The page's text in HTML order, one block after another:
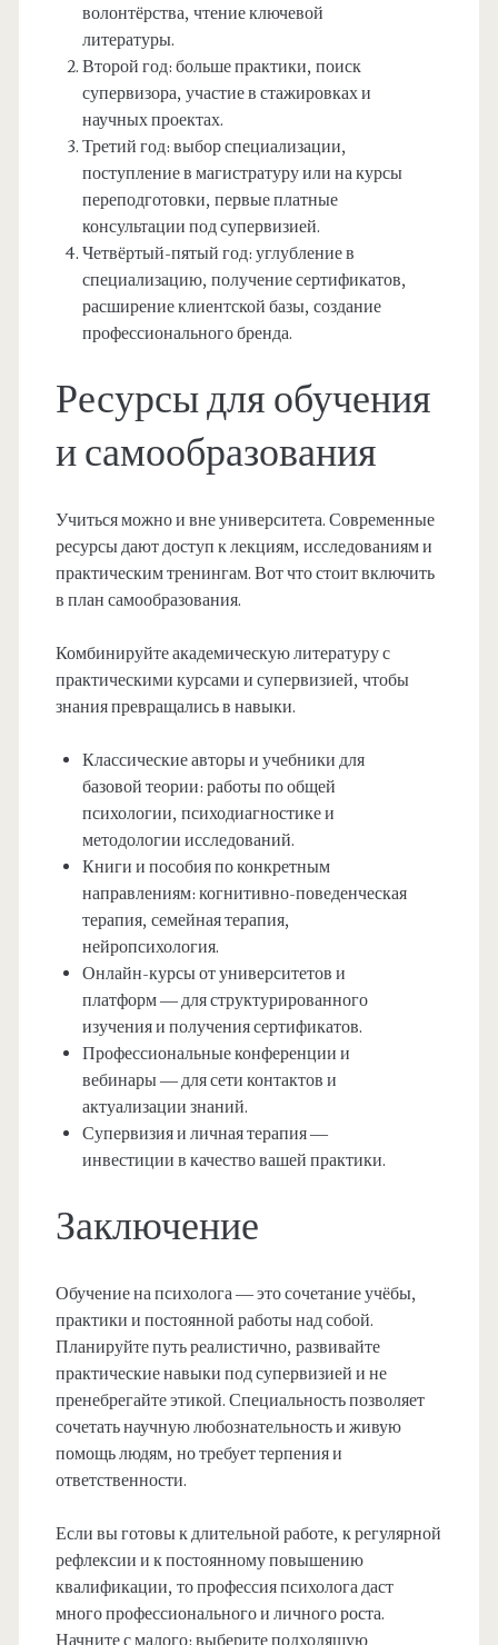
волонтёрства, чтение ключевой
литературы.
Второй год: больше практики, поиск
супервизора, участие в стажировках и
научных проектах.
Третий год: выбор специализации,
поступление в магистратуру или на курсы
переподготовки, первые платные
консультации под супервизией.
Четвёртый-пятый год: углубление в
специализацию, получение сертификатов,
расширение клиентской базы, создание
профессионального бренда.
Ресурсы для обучения
и самообразования
Учиться можно и вне университета. Современные
ресурсы дают доступ к лекциям, исследованиям и
практическим тренингам. Вот что стоит включить
в план самообразования.
Комбинируйте академическую литературу с
практическими курсами и супервизией, чтобы
знания превращались в навыки.
Классические авторы и учебники для
базовой теории: работы по общей
психологии, психодиагностике и
методологии исследований.
Книги и пособия по конкретным
направлениям: когнитивно-поведенческая
терапия, семейная терапия,
нейропсихология.
Онлайн-курсы от университетов и
платформ — для структурированного
изучения и получения сертификатов.
Профессиональные конференции и
вебинары — для сети контактов и
актуализации знаний.
Супервизия и личная терапия —
инвестиции в качество вашей практики.
Заключение
Обучение на психолога — это сочетание учёбы,
практики и постоянной работы над собой.
Планируйте путь реалистично, развивайте
практические навыки под супервизией и не
пренебрегайте этикой. Специальность позволяет
сочетать научную любознательность и живую
помощь людям, но требует терпения и
ответственности.
Если вы готовы к длительной работе, к регулярной
рефлексии и к постоянному повышению
квалификации, то профессия психолога даст
много профессионального и личного роста.